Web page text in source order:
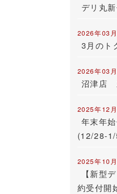
デリ丸
2026年03
3月のト
2026年03
沼津店
2025年12
年末年
(12/28-1/
2025年10
【新型
約受付開